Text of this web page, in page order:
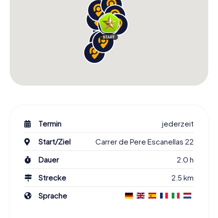
Termin
jederzeit
Start/Ziel
Carrer de Pere Escanellas 22
Dauer
2.0 h
Strecke
2.5 km
Sprache